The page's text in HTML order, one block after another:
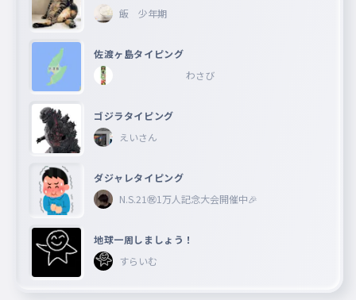
飯 少年期
佐渡ヶ島タイピング
わさび
ゴジラタイピング
えいさん
ダジャレタイピング
N.S.21㊗︎1万人記念大会開催中🎉
地球一周しましょう！
すらいむ